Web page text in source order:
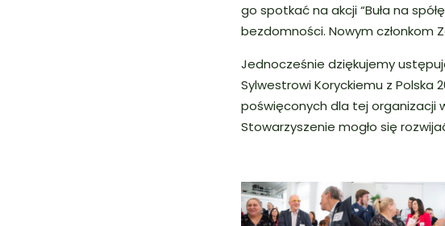
go spotkać na akcji “Buła na
bezdomności. Nowym członkom
Jednocześnie dziękujemy
Sylwestrowi Koryckiemu z Polska
poświęconych dla tej organizacji
Stowarzyszenie mogło się